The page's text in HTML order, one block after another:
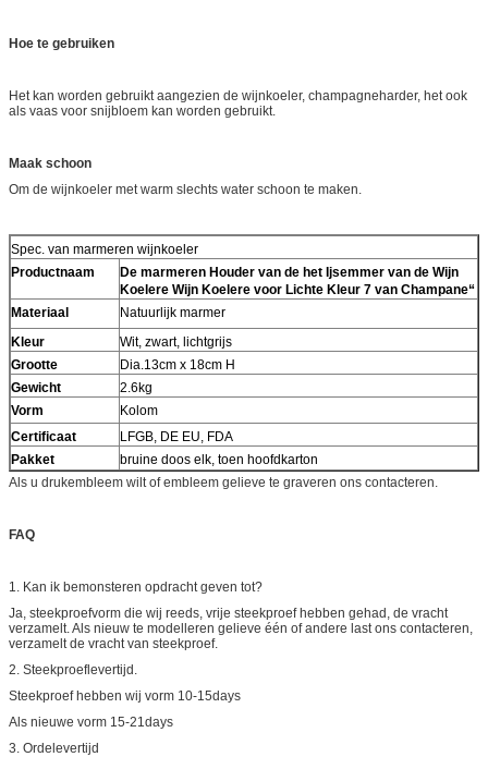
Hoe te gebruiken
Het kan worden gebruikt aangezien de wijnkoeler, champagneharder, het ook
als vaas voor snijbloem kan worden gebruikt.
Maak schoon
Om de wijnkoeler met warm slechts water schoon te maken.
Spec. van marmeren wijnkoeler
Productnaam
De marmeren Houder van de het Ijsemmer van de Wijn
Koelere Wijn Koelere voor Lichte Kleur 7 van Champane“
Materiaal
Natuurlijk marmer
Kleur
Wit, zwart, lichtgrijs
Grootte
Dia.13cm x 18cm H
Gewicht
2.6kg
Vorm
Kolom
Certificaat
LFGB, DE EU, FDA
Pakket
bruine doos elk, toen hoofdkarton
Als u drukembleem wilt of embleem gelieve te graveren ons contacteren.
FAQ
1. Kan ik bemonsteren opdracht geven tot?
Ja, steekproefvorm die wij reeds, vrije steekproef hebben gehad, de vracht
verzamelt. Als nieuw te modelleren gelieve één of andere last ons contacteren,
verzamelt de vracht van steekproef.
2. Steekproeflevertijd.
Steekproef hebben wij vorm 10-15days
Als nieuwe vorm 15-21days
3. Ordelevertijd